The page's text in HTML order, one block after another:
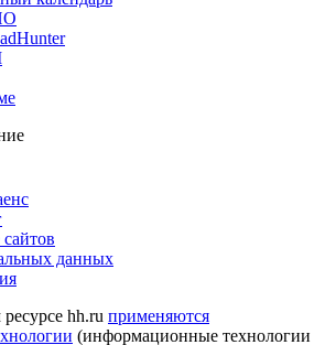
данных
hh.ru применяются
(информационные технологии